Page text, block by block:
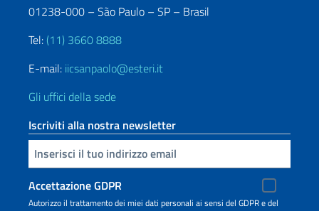
01238-000 – São Paulo – SP – Brasil
Tel: (11) 3660 8888
E-mail: iicsanpaolo@esteri.it
Gli uffici della sede
Iscriviti alla nostra newsletter
Inserisci la tua email
Accettazione GDPR
Autorizzo il trattamento dei miei dati personali ai sensi del GDPR e del